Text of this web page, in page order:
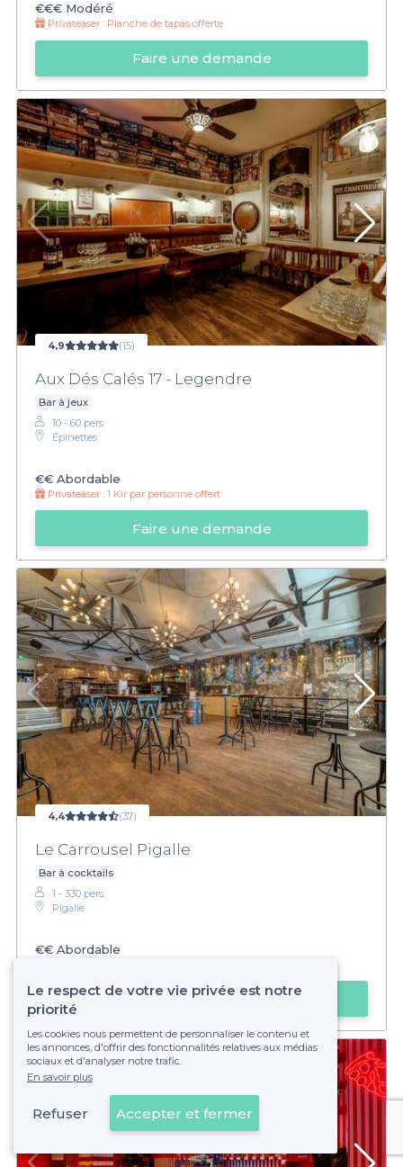
€€€ Modéré
Privateaser : Planche de tapas offerte
Faire une demande
4,9 (15)
Aux Dés Calés 17 - Legendre
Bar à jeux
10 - 60 pers.
Épinettes
€€ Abordable
Privateaser : 1 Kir par personne offert
Faire une demande
4,4 (37)
Le Carrousel Pigalle
Bar à cocktails
1 - 330 pers.
Pigalle
€€ Abordable
Faire une demande
Voir sur la carte
Le respect de votre vie privée est notre
priorité
Les cookies nous permettent de personnaliser le contenu et
les annonces, d'offrir des fonctionnalités relatives aux médias
sociaux et d'analyser notre trafic.
En savoir plus
Refuser Accepter et fermer